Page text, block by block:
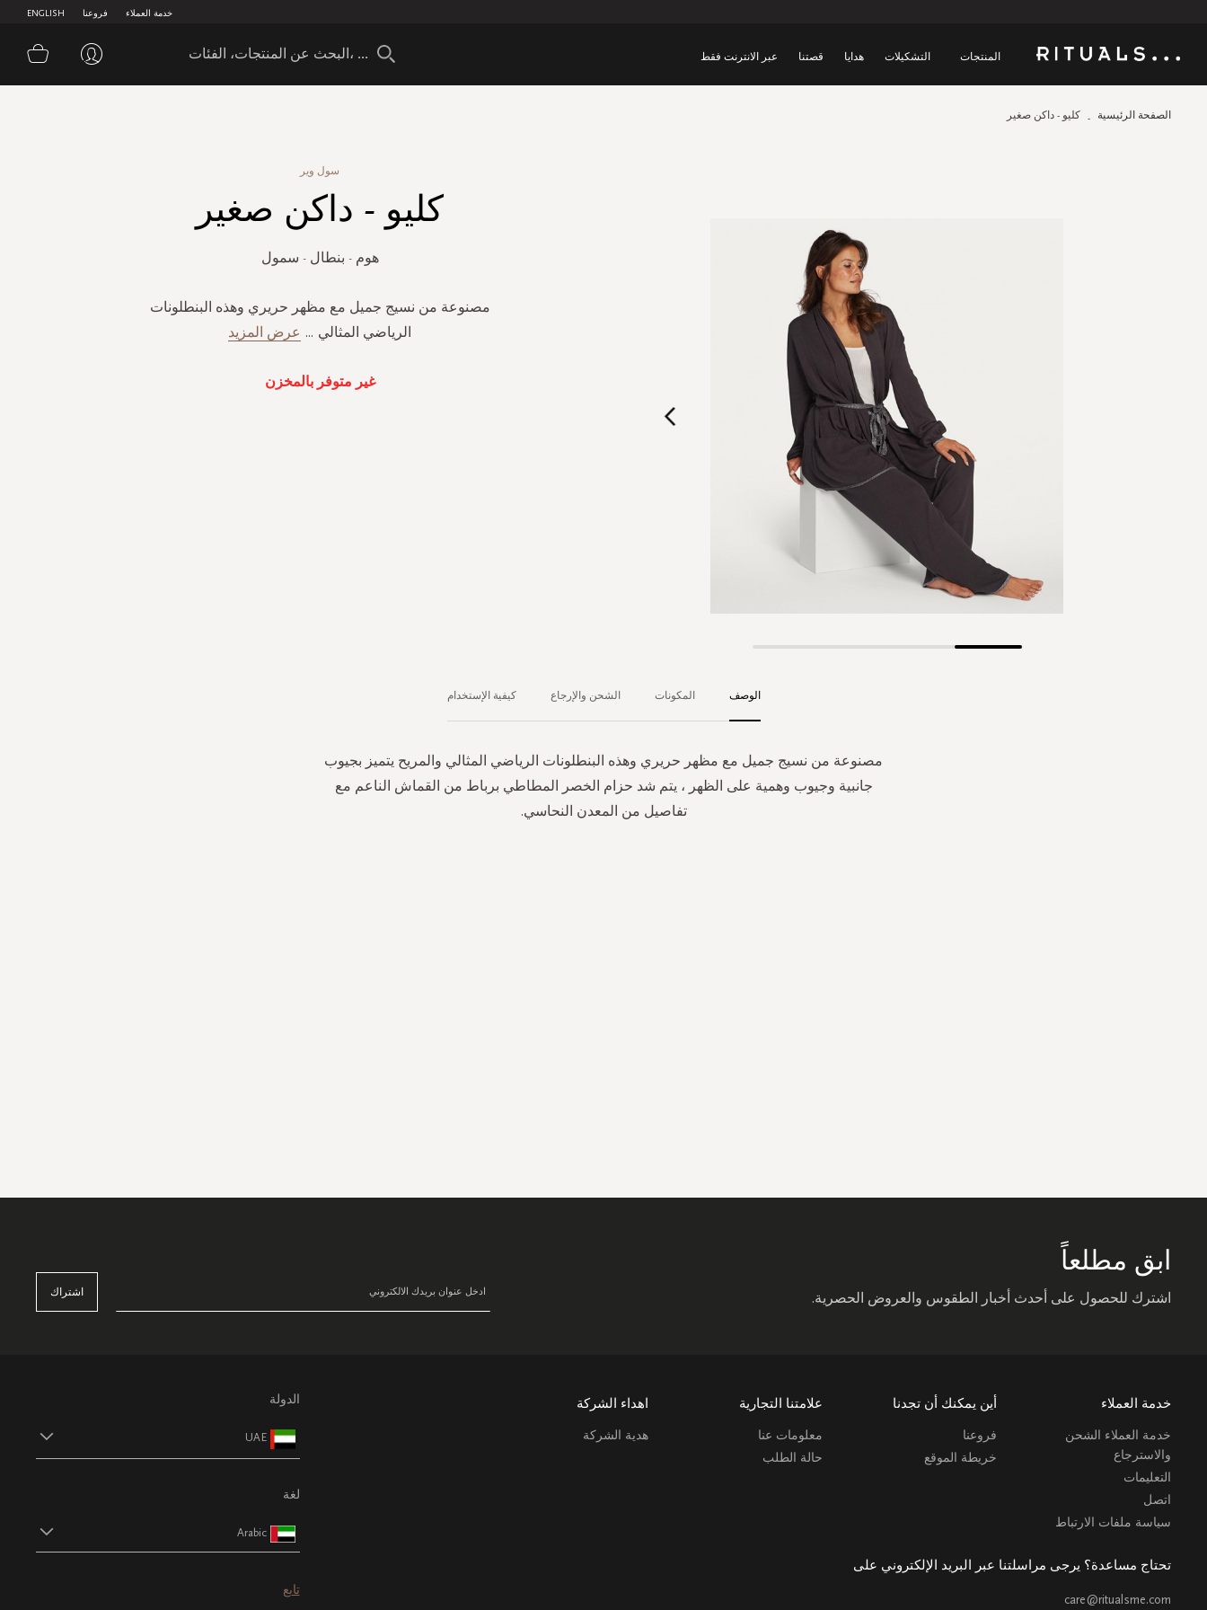
ENGLISH فروعنا خدمة العملاء
المنتجات التشكيلات هدايا قصتنا عبر الانترنت فقط سلة
الصفحة الرئيسية كليو - داكن صغير
سول وير
كليو - داكن صغير
هوم - بنطال - سمول
مصنوعة من نسيج جميل مع مظهر حريري وهذه البنطلونات
الرياضي المثالي ... عرض المزيد
غير متوفر بالمخزن
الوصف
مصنوعة من نسيج جميل مع مظهر حريري وهذه البنطلونات الرياضي المثالي والمريح يتميز بجيوب
جانبية وجيوب وهمية على الظهر ، يتم شد حزام الخصر المطاطي برباط من القماش الناعم مع
تفاصيل من المعدن النحاسي.
المكونات الشحن والإرجاع كيفية الإستخدام
ابق مطلعاً
اشترك للحصول على أحدث أخبار الطقوس والعروض الحصرية. اشتراك
خدمة العملاء
خدمة العملاء الشحن
والاسترجاع
التعليمات
اتصل
سياسة ملفات الارتباط
أين يمكنك أن تجدنا
فروعنا
خريطة الموقع
علامتنا التجارية
معلومات عنا
حالة الطلب
اهداء الشركة
هدية الشركة
تحتاج مساعدة؟ يرجى مراسلتنا عبر البريد الإلكتروني على
care@ritualsme.com
الدولة
UAE
لغة
Arabic
تابع